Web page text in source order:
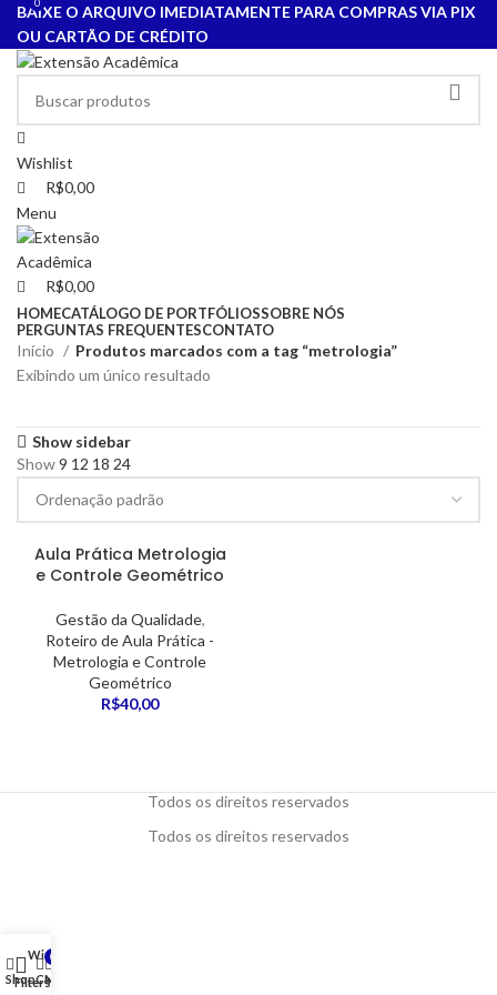
BAIXE O ARQUIVO IMEDIATAMENTE PARA COMPRAS VIA PIX
OU CARTÃO DE CRÉDITO
Wishlist
0
R$0,00
Menu
0
R$0,00
HOMECATÁLOGO DE PORTFÓLIOSSOBRE NÓS
PERGUNTAS FREQUENTESCONTATO
Início
Produtos marcados com a tag “metrologia”
Exibindo um único resultado
Show sidebar
Show9 12 18 24
Aula Prática Metrologia
e Controle Geométrico
Gestão da Qualidade,
Roteiro de Aula Prática -
Metrologia e Controle
Geométrico
R$40,00
Todos os direitos reservados
Todos os direitos reservados
Shop
Filters
Wishlist
0
CartMy account